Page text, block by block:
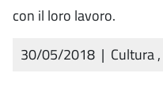
con il loro lavoro.
30/05/2018 | Cultura,